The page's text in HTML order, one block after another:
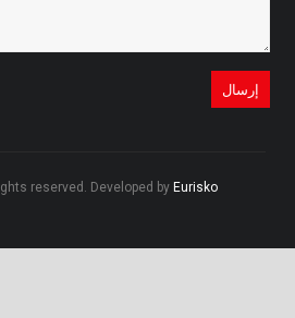
reserved. Developed by Eurisko